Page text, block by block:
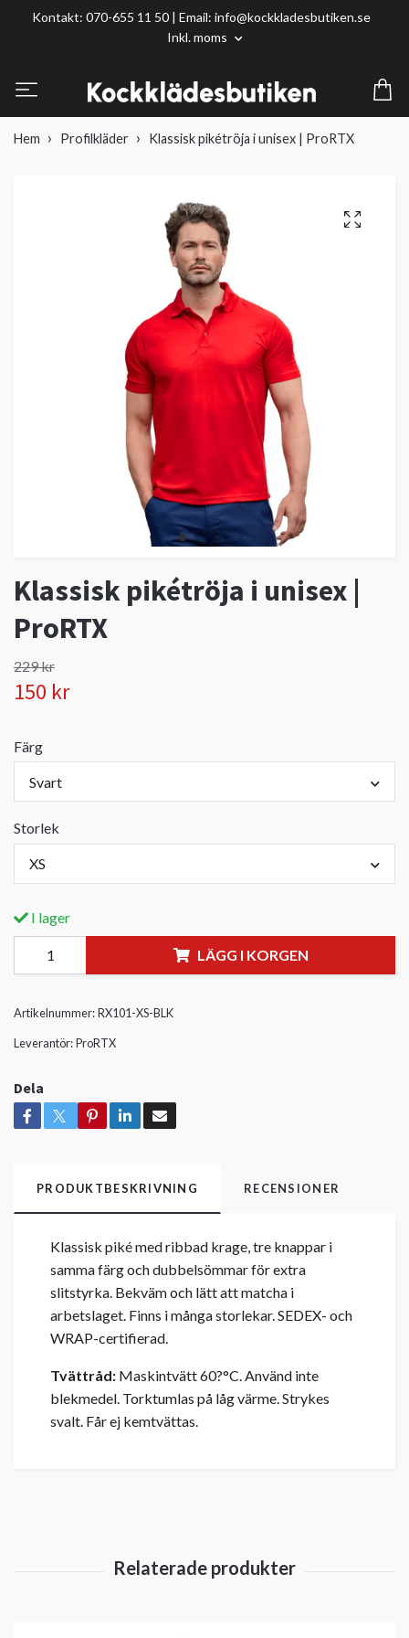
Kontakt: 070-655 11 50 | Email: info@kockkladesbutiken.se
Inkl. moms
Hem Profilkläder Klassisk pikétröja i unisex | ProRTX
Klassisk pikétröja i unisex |
ProRTX
229 kr
150 kr
Färg
Svart
Storlek
XS
I lager
LÄGG I KORGEN
Artikelnummer:RX101-XS-BLK
Leverantör:ProRTX
Dela
PRODUKTBESKRIVNING RECENSIONER
Klassisk piké med ribbad krage, tre knappar i
samma färg och dubbelsömmar för extra
slitstyrka. Bekväm och lätt att matcha i
arbetslaget. Finns i många storlekar. SEDEX- och
WRAP-certifierad.
Tvättråd: Maskintvätt 60?°C. Använd inte
blekmedel. Torktumlas på låg värme. Strykes
svalt. Får ej kemtvättas.